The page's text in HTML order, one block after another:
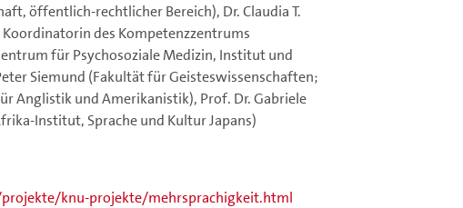
öffentlich-rechtlicher Bereich), Dr. Claudia T.
des Kompetenzzentrums
für Psychosoziale Medizin, Institut und
Siemund (Fakultät für Geisteswissenschaften;
Anglistik und Amerikanistik), Prof. Dr. Gabriele
Institut, Sprache und Kultur Japans)
knu-projekte/mehrsprachigkeit.html